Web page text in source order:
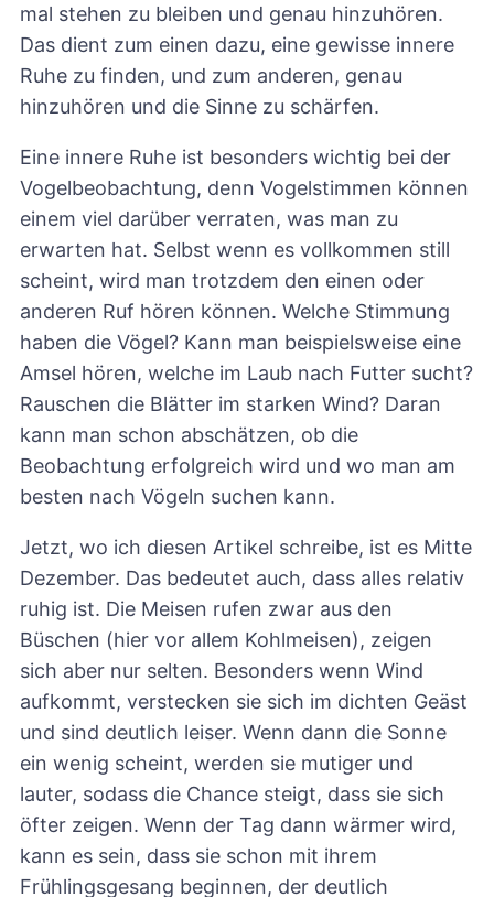
mal stehen zu bleiben und genau hinzuhören.
Das dient zum einen dazu, eine gewisse innere
Ruhe zu finden, und zum anderen, genau
hinzuhören und die Sinne zu schärfen.
Eine innere Ruhe ist besonders wichtig bei der
Vogelbeobachtung, denn Vogelstimmen können
einem viel darüber verraten, was man zu
erwarten hat. Selbst wenn es vollkommen still
scheint, wird man trotzdem den einen oder
anderen Ruf hören können. Welche Stimmung
haben die Vögel? Kann man beispielsweise eine
Amsel hören, welche im Laub nach Futter sucht?
Rauschen die Blätter im starken Wind? Daran
kann man schon abschätzen, ob die
Beobachtung erfolgreich wird und wo man am
besten nach Vögeln suchen kann.
Jetzt, wo ich diesen Artikel schreibe, ist es Mitte
Dezember. Das bedeutet auch, dass alles relativ
ruhig ist. Die Meisen rufen zwar aus den
Büschen (hier vor allem Kohlmeisen), zeigen
sich aber nur selten. Besonders wenn Wind
aufkommt, verstecken sie sich im dichten Geäst
und sind deutlich leiser. Wenn dann die Sonne
ein wenig scheint, werden sie mutiger und
lauter, sodass die Chance steigt, dass sie sich
öfter zeigen. Wenn der Tag dann wärmer wird,
kann es sein, dass sie schon mit ihrem
Frühlingsgesang beginnen, der deutlich